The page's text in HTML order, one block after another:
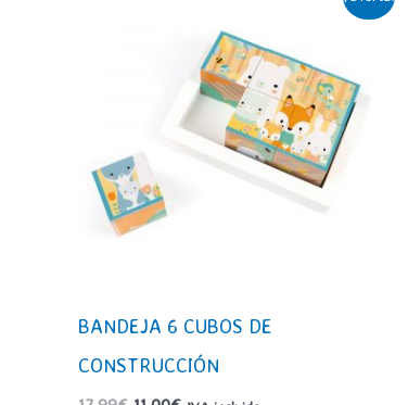
BANDEJA 6 CUBOS DE
CONSTRUCCIÓN